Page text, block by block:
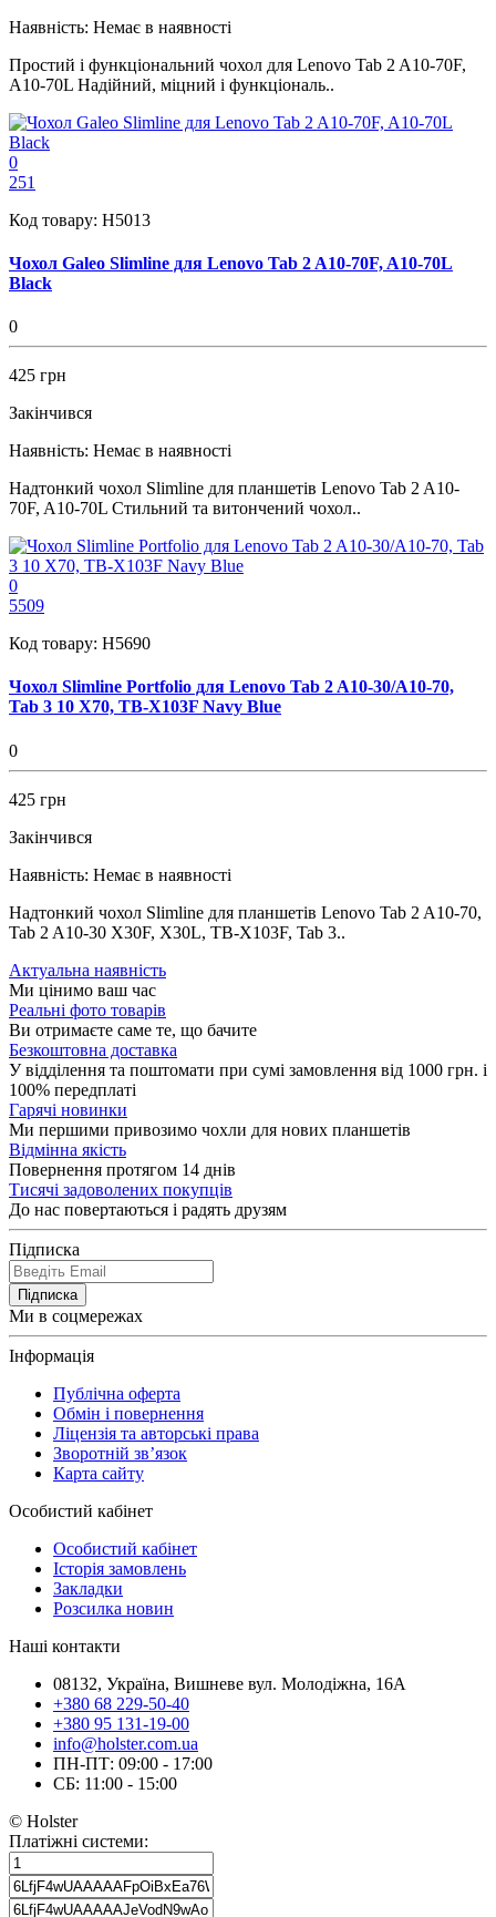
Наявність: Немає в наявності
Простий і функціональний чохол для Lenovo Tab 2 A10-70F,
A10-70L Надійний, міцний і функціональ..
0
251
Код товару: H5013
Чохол Galeo Slimline для Lenovo Tab 2 A10-70F, A10-70L
Black
0
425 грн
Закінчився
Наявність: Немає в наявності
Надтонкий чохол Slimline для планшетів Lenovo Tab 2 A10-
70F, A10-70L Стильний та витончений чохол..
0
5509
Код товару: H5690
Чохол Slimline Portfolio для Lenovo Tab 2 A10-30/A10-70,
Tab 3 10 X70, TB-X103F Navy Blue
0
425 грн
Закінчився
Наявність: Немає в наявності
Надтонкий чохол Slimline для планшетів Lenovo Tab 2 A10-70,
Tab 2 A10-30 X30F, X30L, TB-X103F, Tab 3..
Актуальна наявність
Ми цінимо ваш час
Реальні фото товарів
Ви отримаєте саме те, що бачите
Безкоштовна доставка
У відділення та поштомати при сумі замовлення від 1000 грн. і
100% передплаті
Гарячі новинки
Ми першими привозимо чохли для нових планшетів
Відмінна якість
Повернення протягом 14 днів
Тисячі задоволених покупців
До нас повертаються і радять друзям
Підписка
Підписка
Ми в соцмережах
Інформація
Публічна оферта
Обмін і повернення
Ліцензія та авторські права
Зворотній зв’язок
Карта сайту
Особистий кабінет
Особистий кабінет
Історія замовлень
Закладки
Розсилка новин
Наші контакти
08132, Україна, Вишневе вул. Молодіжна, 16А
+380 68 229-50-40
+380 95 131-19-00
info@holster.com.ua
ПН-ПТ: 09:00 - 17:00
СБ: 11:00 - 15:00
© Holster
Платіжні системи: